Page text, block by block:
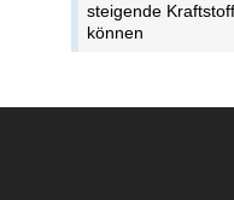
steigende
können